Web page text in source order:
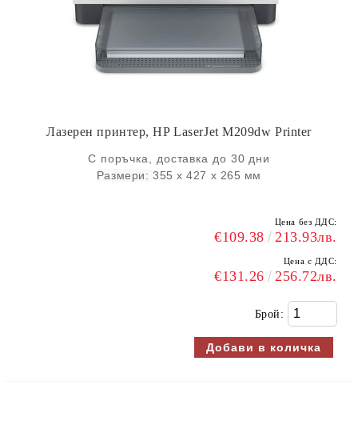
Лазерен принтер, HP LaserJet M209dw Printer
С поръчка, доставка до 30 дни
Размери: 355 x 427 x 265 мм
Цена без ДДС:
€109.38 213.93лв.
Цена с ДДС:
€131.26 256.72лв.
Брой: